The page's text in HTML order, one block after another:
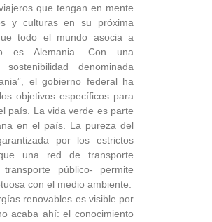
que tengan en mente
y culturas en su próxima
todo el mundo asocia a
es Alemania. Con una
denominada
el gobierno federal ha
objetivos específicos para
país. La vida verde es parte
en el país. La pureza del
por los estrictos
una red de transporte
público- permite
con el medio ambiente.
renovables es visible por
acaba ahí: el conocimiento